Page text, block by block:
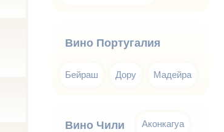
Вино Португалия
Бейраш Дору Мадейра
Вино Чили Аконкагуа